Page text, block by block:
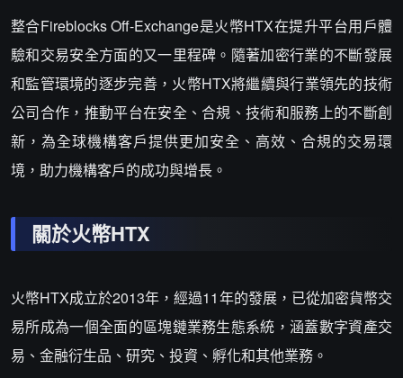
整合Fireblocks Off-Exchange是火幣HTX在提升平台用戶體
驗和交易安全方面的又一里程碑。隨著加密行業的不斷發展
和監管環境的逐步完善，火幣HTX將繼續與行業領先的技術
公司合作，推動平台在安全、合規、技術和服務上的不斷創
新，為全球機構客戶提供更加安全、高效、合規的交易環
境，助力機構客戶的成功與增長。
關於火幣HTX
火幣HTX成立於2013年，經過11年的發展，已從加密貨幣交
易所成為一個全面的區塊鏈業務生態系統，涵蓋數字資產交
易、金融衍生品、研究、投資、孵化和其他業務。